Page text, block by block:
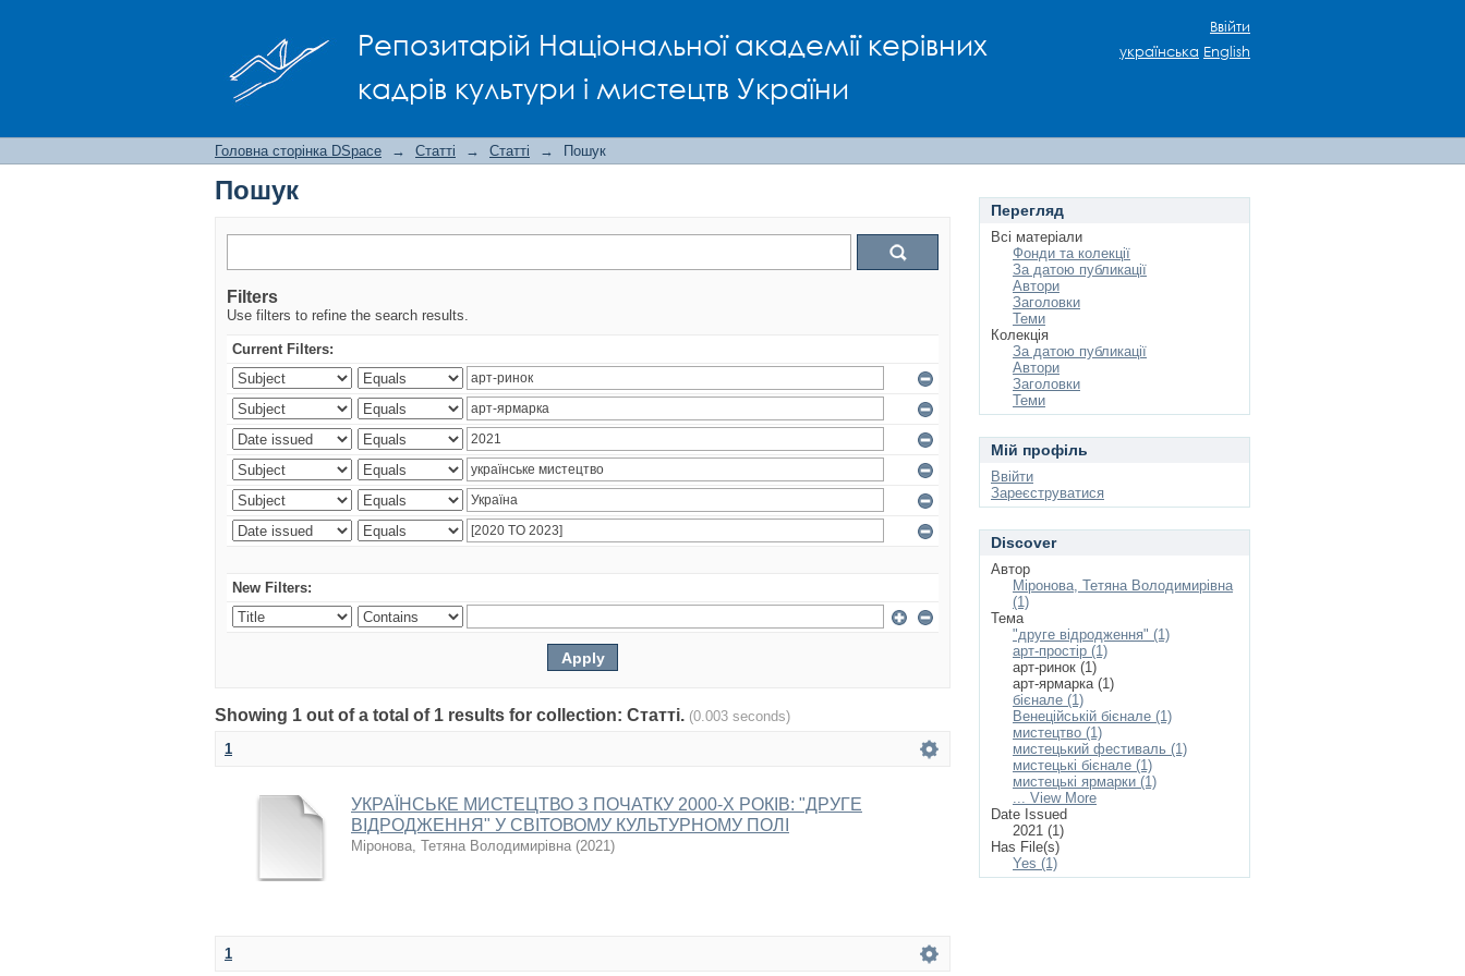
Репозитарій Національної академії керівних
кадрів культури і мистецтв України
Ввійти
українська English
Головна сторінка DSpace → Статті → Статті → Пошук
Пошук
Filters
Use filters to refine the search results.
Current Filters:
New Filters:
Showing 1 out of a total of 1 results for collection: Статті. (0.003 seconds)
1
УКРАЇНСЬКЕ МИСТЕЦТВО З ПОЧАТКУ 2000-Х РОКІВ: "ДРУГЕ
ВІДРОДЖЕННЯ" У СВІТОВОМУ КУЛЬТУРНОМУ ПОЛІ
Міронова, Тетяна Володимирівна (2021)
1
Перегляд
Всі матеріали
Фонди та колекції
За датою публикації
Автори
Заголовки
Теми
Колекція
За датою публикації
Автори
Заголовки
Теми
Мій профіль
Ввійти
Зареєструватися
Discover
Автор
Міронова, Тетяна Володимирівна
(1)
Тема
"друге відродження" (1)
арт-простір (1)
арт-ринок (1)
арт-ярмарка (1)
бієнале (1)
Венеційській бієнале (1)
мистецтво (1)
мистецький фестиваль (1)
мистецькі бієнале (1)
мистецькі ярмарки (1)
... View More
Date Issued
2021 (1)
Has File(s)
Yes (1)